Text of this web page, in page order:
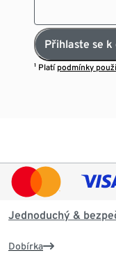
Přihlaste se
¹ Platí podmínky
Jednoduchý &
Dobírka